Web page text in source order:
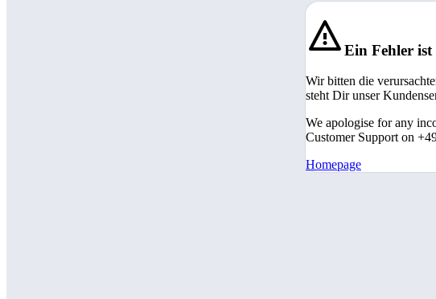
Ein Fehler ist
Wir bitten die
steht Dir unser
We apologise for any
Customer Support on
Homepage